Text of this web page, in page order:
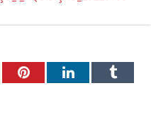
PinterestLinkedInTumblr